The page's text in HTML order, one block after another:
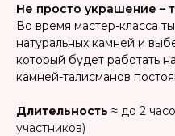
Не просто украшение –
Во время мастер-класса
натуральных камней и
который будет работать
камней-талисманов
Длительность ≈ до 2
участников)